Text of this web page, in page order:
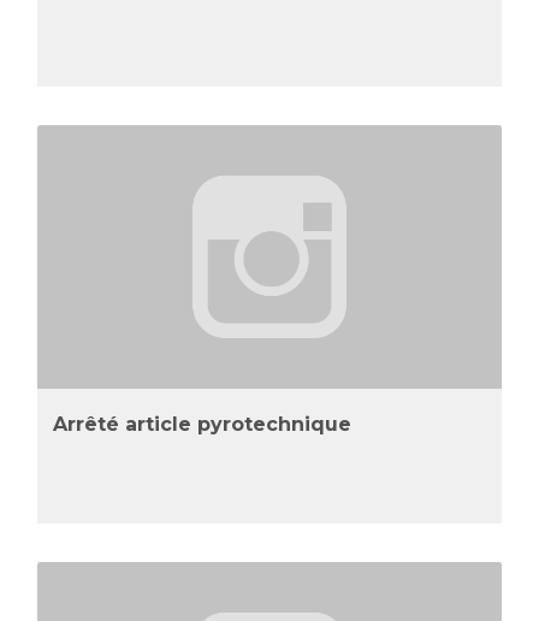
Arrêté article pyrotechnique